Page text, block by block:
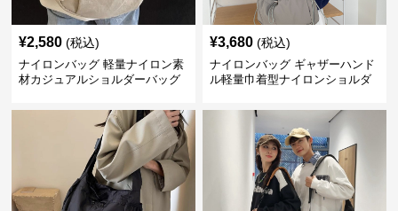
¥2,580 (税込)
ナイロンバッグ 軽量ナイロン素
材カジュアルショルダーバッグ
¥3,680 (税込)
ナイロンバッグ ギャザーハンド
ル軽量巾着型ナイロンショルダ